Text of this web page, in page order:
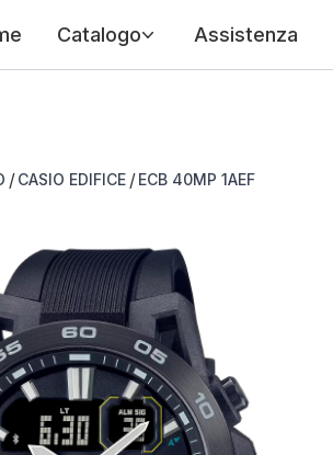
Catalogo Assistenza
/ CASIO EDIFICE / ECB 40MP 1AEF